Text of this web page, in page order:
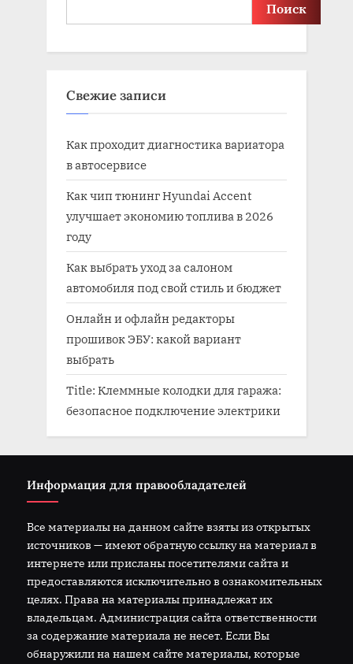
Поиск
Свежие записи
Как проходит диагностика вариатора
в автосервисе
Как чип тюнинг Hyundai Accent
улучшает экономию топлива в 2026
году
Как выбрать уход за салоном
автомобиля под свой стиль и бюджет
Онлайн и офлайн редакторы
прошивок ЭБУ: какой вариант
выбрать
Title: Клеммные колодки для гаража:
безопасное подключение электрики
Информация для правообладателей
Все материалы на данном сайте взяты из открытых
источников — имеют обратную ссылку на материал в
интернете или присланы посетителями сайта и
предоставляются исключительно в ознакомительных
целях. Права на материалы принадлежат их
владельцам. Администрация сайта ответственности
за содержание материала не несет. Если Вы
обнаружили на нашем сайте материалы, которые